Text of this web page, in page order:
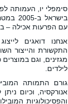
סימפלי יו, העמותה
עם הפרעות אכילה –
אנחנו דואגים
התקשורת והייצור
מגזינים, וגם
לילדים.
אנורקסיה, וכיום
והפסיכולוגיות